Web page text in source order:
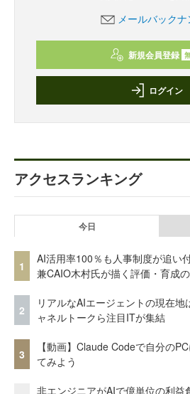
メールバックナ
新規会員登録
ログイン
アクセスランキング
今日
1
AI活用率100％も人事制度が追
兼CAIO木村氏が描く評価・育成
2
リアルなAIエージェントの現在
ャネルトークら注目ITが集結
3
【動画】Claude Codeで自分の
てみよう
非エンジニアがAIで億単位の利